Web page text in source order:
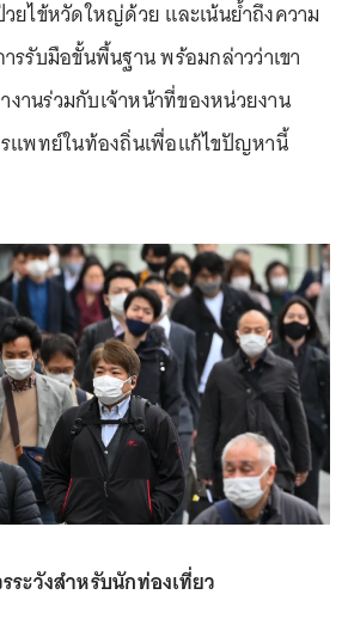
ยไข้หวัดใหญ่ด้วย และเน้นย้ำถึงความ
รรับมือขั้นพื้นฐาน พร้อมกล่าวว่าเขา
านร่วมกับเจ้าหน้าที่ของหน่วยงาน
แพทย์ในท้องถิ่นเพื่อแก้ไขปัญหานี้
ระวังสำหรับนักท่องเที่ยว